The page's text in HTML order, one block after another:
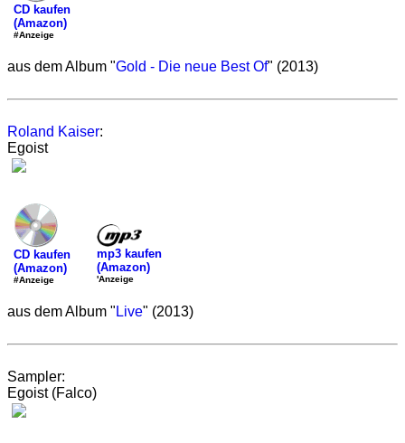
CD kaufen
(Amazon)
#Anzeige
aus dem Album "Gold - Die neue Best Of" (2013)
Roland Kaiser:
Egoist
CD kaufen
(Amazon)
#Anzeige
mp3 kaufen
(Amazon)
'Anzeige
aus dem Album " Live" (2013)
Sampler:
Egoist (Falco)